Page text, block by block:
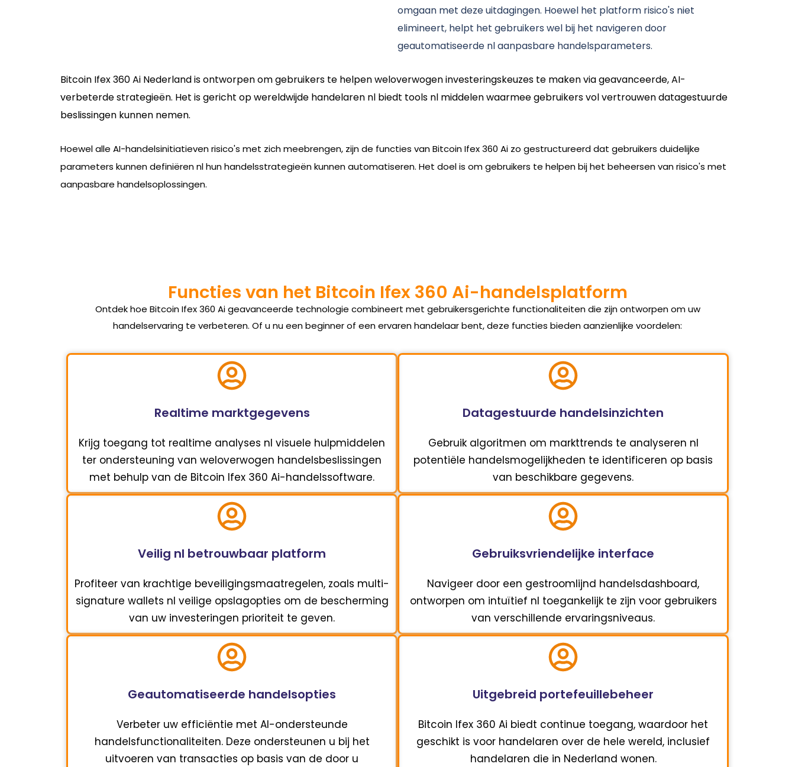
omgaan met deze uitdagingen. Hoewel het platform risico's niet
elimineert, helpt het gebruikers wel bij het navigeren door
geautomatiseerde nl aanpasbare handelsparameters.
Bitcoin Ifex 360 Ai Nederland is ontworpen om gebruikers te helpen weloverwogen investeringskeuzes te maken via geavanceerde, AI-
verbeterde strategieën. Het is gericht op wereldwijde handelaren nl biedt tools nl middelen waarmee gebruikers vol vertrouwen datagestuurde
beslissingen kunnen nemen.
Hoewel alle AI-handelsinitiatieven risico's met zich meebrengen, zijn de functies van Bitcoin Ifex 360 Ai zo gestructureerd dat gebruikers duidelijke
parameters kunnen definiëren nl hun handelsstrategieën kunnen automatiseren. Het doel is om gebruikers te helpen bij het beheersen van risico's met
aanpasbare handelsoplossingen.
Functies van het Bitcoin Ifex 360 Ai-handelsplatform
Ontdek hoe Bitcoin Ifex 360 Ai geavanceerde technologie combineert met gebruikersgerichte functionaliteiten die zijn ontworpen om uw
handelservaring te verbeteren. Of u nu een beginner of een ervaren handelaar bent, deze functies bieden aanzienlijke voordelen:
Realtime marktgegevens
Krijg toegang tot realtime analyses nl visuele hulpmiddelen
ter ondersteuning van weloverwogen handelsbeslissingen
met behulp van de Bitcoin Ifex 360 Ai-handelssoftware.
Datagestuurde handelsinzichten
Gebruik algoritmen om markttrends te analyseren nl
potentiële handelsmogelijkheden te identificeren op basis
van beschikbare gegevens.
Veilig nl betrouwbaar platform
Profiteer van krachtige beveiligingsmaatregelen, zoals multi-
signature wallets nl veilige opslagopties om de bescherming
van uw investeringen prioriteit te geven.
Gebruiksvriendelijke interface
Navigeer door een gestroomlijnd handelsdashboard,
ontworpen om intuïtief nl toegankelijk te zijn voor gebruikers
van verschillende ervaringsniveaus.
Geautomatiseerde handelsopties
Verbeter uw efficiëntie met AI-ondersteunde
handelsfunctionaliteiten. Deze ondersteunen u bij het
uitvoeren van transacties op basis van de door u
Uitgebreid portefeuillebeheer
Bitcoin Ifex 360 Ai biedt continue toegang, waardoor het
geschikt is voor handelaren over de hele wereld, inclusief
handelaren die in Nederland wonen.